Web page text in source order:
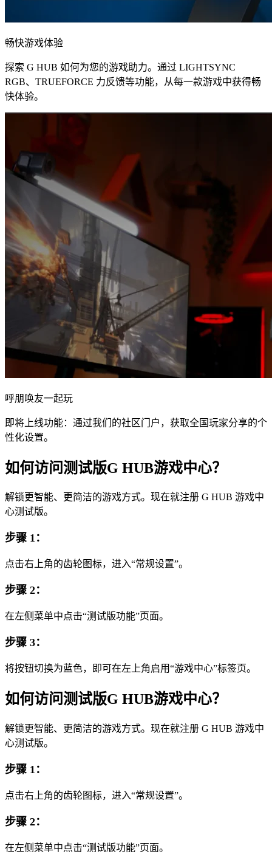
畅快游戏体验
探索 G HUB 如何为您的游戏助力。通过 LIGHTSYNC
RGB、TRUEFORCE 力反馈等功能，从每一款游戏中获得畅
快体验。
呼朋唤友一起玩
即将上线功能：通过我们的社区门户，获取全国玩家分享的个
性化设置。
如何访问测试版G HUB游戏中心？
解锁更智能、更简洁的游戏方式。现在就注册 G HUB 游戏中
心测试版。
步骤 1：
点击右上角的齿轮图标，进入“常规设置”。
步骤 2：
在左侧菜单中点击“测试版功能”页面。
步骤 3：
将按钮切换为蓝色，即可在左上角启用“游戏中心”标签页。
如何访问测试版G HUB游戏中心？
解锁更智能、更简洁的游戏方式。现在就注册 G HUB 游戏中
心测试版。
步骤 1：
点击右上角的齿轮图标，进入“常规设置”。
步骤 2：
在左侧菜单中点击“测试版功能”页面。